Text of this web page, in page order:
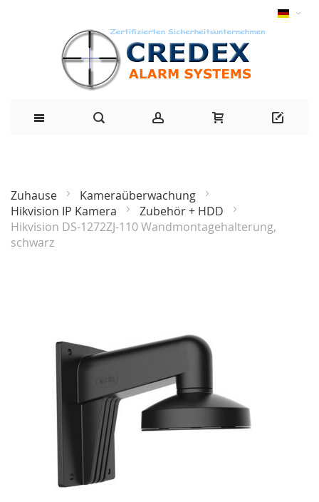
Zuhause
Kameraüberwachung
Hikvision IP Kamera
Zubehör + HDD
Hikvision DS-1272ZJ-110 Wandmontagehalterung,
schwarz